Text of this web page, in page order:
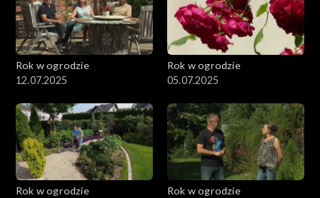
Rok w ogrodzie
12.07.2025
Rok w ogrodzie
05.07.2025
Rok w ogrodzie
Rok w ogrodzie